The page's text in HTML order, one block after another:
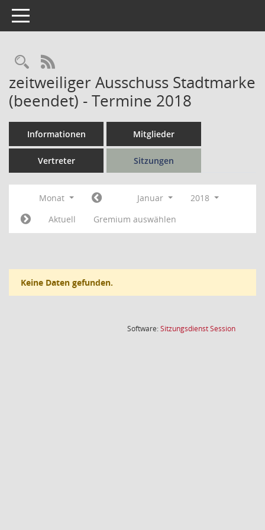
Toggle navigation
Rechercheauswahl
RSS-Feed
zeitweiliger Ausschuss Stadtmarke
(beendet) - Termine 2018
Informationen Mitglieder
Vertreter Sitzungen
Monat Januar
2018
Aktuell
Gremium auswählen
Keine Daten gefunden.
Software:SitzungsdienstSession(Wird in